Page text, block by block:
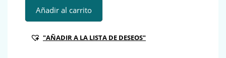
FAB ESCUADRA s/TECNICA 16CM Ref:640632 cantidad
Añadir al carrito
"AÑADIR A LA LISTA DE DESEOS"